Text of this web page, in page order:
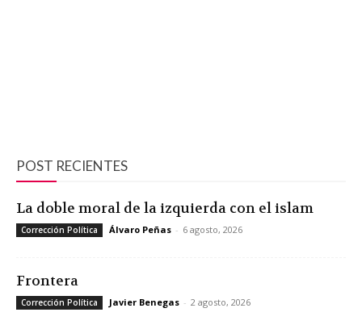
POST RECIENTES
La doble moral de la izquierda con el islam
Corrección Política Álvaro Peñas - 6 agosto, 2026
Frontera
Corrección Política Javier Benegas - 2 agosto, 2026